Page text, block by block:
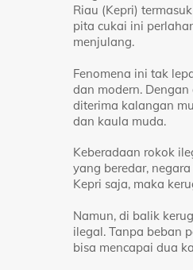
Riau (Kepri)
pita cukai ini
menjulang.
Fenomena ini tak
dan modern.
diterima kalangan
dan kaula muda.
Keberadaan rokok
yang beredar,
Kepri saja, maka
Namun, di balik
ilegal. Tanpa beban
bisa mencapai dua